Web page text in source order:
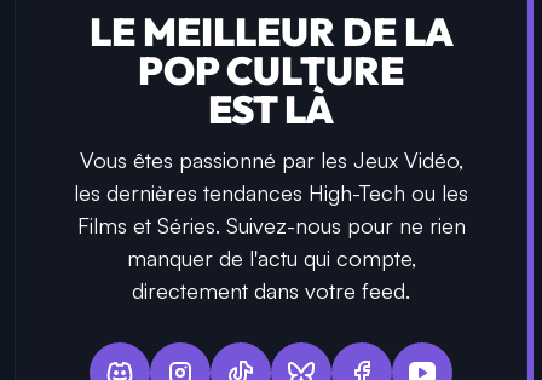
LE MEILLEUR DE LA
POP CULTURE
EST LÀ
Vous êtes passionné par les Jeux Vidéo,
les dernières tendances High-Tech ou les
Films et Séries. Suivez-nous pour ne rien
manquer de l'actu qui compte,
directement dans votre feed.